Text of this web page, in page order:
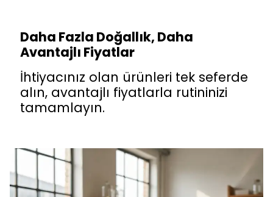
Daha Fazla Doğallık, Daha
Avantajlı Fiyatlar
İhtiyacınız olan ürünleri tek seferde
alın, avantajlı fiyatlarla rutininizi
tamamlayın.